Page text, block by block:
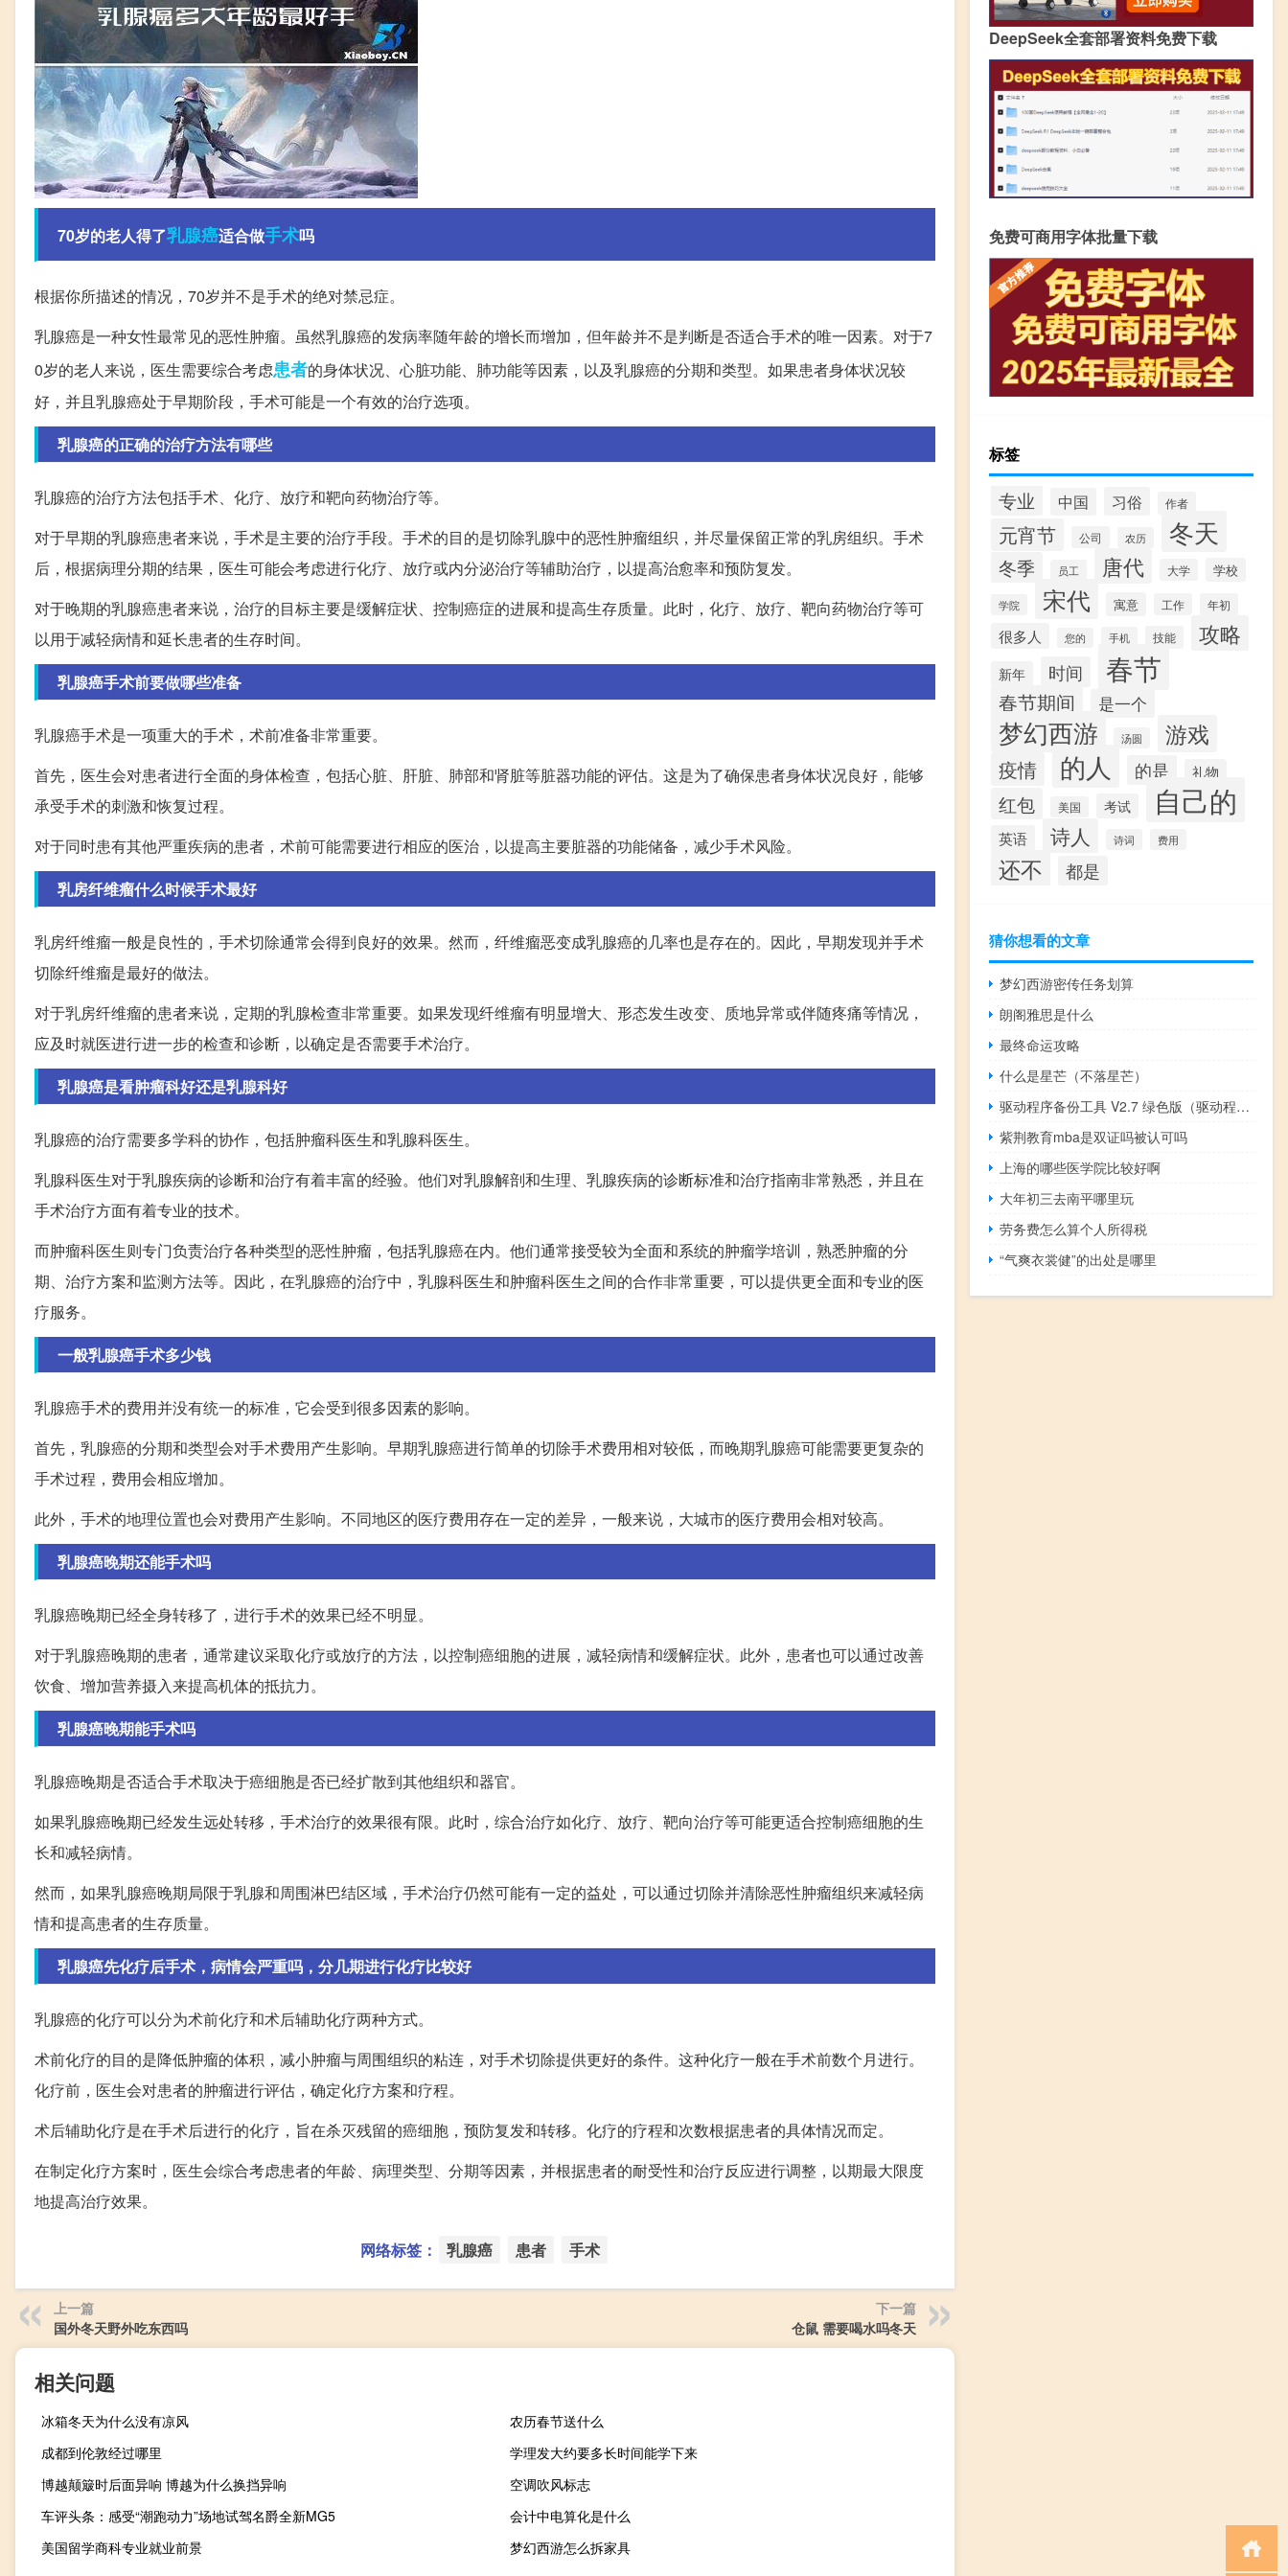
70岁的老人得了乳腺癌适合做手术吗
根据你所描述的情况，70岁并不是手术的绝对禁忌症。
乳腺癌是一种女性最常见的恶性肿瘤。虽然乳腺癌的发病率随年龄的增长而增加，但年龄并不是判断是否适合手术的唯一因素。对于7
0岁的老人来说，医生需要综合考虑患者的身体状况、心脏功能、肺功能等因素，以及乳腺癌的分期和类型。如果患者身体状况较
好，并且乳腺癌处于早期阶段，手术可能是一个有效的治疗选项。
乳腺癌的正确的治疗方法有哪些
乳腺癌的治疗方法包括手术、化疗、放疗和靶向药物治疗等。
对于早期的乳腺癌患者来说，手术是主要的治疗手段。手术的目的是切除乳腺中的恶性肿瘤组织，并尽量保留正常的乳房组织。手术
后，根据病理分期的结果，医生可能会考虑进行化疗、放疗或内分泌治疗等辅助治疗，以提高治愈率和预防复发。
对于晚期的乳腺癌患者来说，治疗的目标主要是缓解症状、控制癌症的进展和提高生存质量。此时，化疗、放疗、靶向药物治疗等可
以用于减轻病情和延长患者的生存时间。
乳腺癌手术前要做哪些准备
乳腺癌手术是一项重大的手术，术前准备非常重要。
首先，医生会对患者进行全面的身体检查，包括心脏、肝脏、肺部和肾脏等脏器功能的评估。这是为了确保患者身体状况良好，能够
承受手术的刺激和恢复过程。
对于同时患有其他严重疾病的患者，术前可能需要进行相应的医治，以提高主要脏器的功能储备，减少手术风险。
乳房纤维瘤什么时候手术最好
乳房纤维瘤一般是良性的，手术切除通常会得到良好的效果。然而，纤维瘤恶变成乳腺癌的几率也是存在的。因此，早期发现并手术
切除纤维瘤是最好的做法。
对于乳房纤维瘤的患者来说，定期的乳腺检查非常重要。如果发现纤维瘤有明显增大、形态发生改变、质地异常或伴随疼痛等情况，
应及时就医进行进一步的检查和诊断，以确定是否需要手术治疗。
乳腺癌是看肿瘤科好还是乳腺科好
乳腺癌的治疗需要多学科的协作，包括肿瘤科医生和乳腺科医生。
乳腺科医生对于乳腺疾病的诊断和治疗有着丰富的经验。他们对乳腺解剖和生理、乳腺疾病的诊断标准和治疗指南非常熟悉，并且在
手术治疗方面有着专业的技术。
而肿瘤科医生则专门负责治疗各种类型的恶性肿瘤，包括乳腺癌在内。他们通常接受较为全面和系统的肿瘤学培训，熟悉肿瘤的分
期、治疗方案和监测方法等。因此，在乳腺癌的治疗中，乳腺科医生和肿瘤科医生之间的合作非常重要，可以提供更全面和专业的医
疗服务。
一般乳腺癌手术多少钱
乳腺癌手术的费用并没有统一的标准，它会受到很多因素的影响。
首先，乳腺癌的分期和类型会对手术费用产生影响。早期乳腺癌进行简单的切除手术费用相对较低，而晚期乳腺癌可能需要更复杂的
手术过程，费用会相应增加。
此外，手术的地理位置也会对费用产生影响。不同地区的医疗费用存在一定的差异，一般来说，大城市的医疗费用会相对较高。
乳腺癌晚期还能手术吗
乳腺癌晚期已经全身转移了，进行手术的效果已经不明显。
对于乳腺癌晚期的患者，通常建议采取化疗或放疗的方法，以控制癌细胞的进展，减轻病情和缓解症状。此外，患者也可以通过改善
饮食、增加营养摄入来提高机体的抵抗力。
乳腺癌晚期能手术吗
乳腺癌晚期是否适合手术取决于癌细胞是否已经扩散到其他组织和器官。
如果乳腺癌晚期已经发生远处转移，手术治疗的效果很有限。此时，综合治疗如化疗、放疗、靶向治疗等可能更适合控制癌细胞的生
长和减轻病情。
然而，如果乳腺癌晚期局限于乳腺和周围淋巴结区域，手术治疗仍然可能有一定的益处，可以通过切除并清除恶性肿瘤组织来减轻病
情和提高患者的生存质量。
乳腺癌先化疗后手术，病情会严重吗，分几期进行化疗比较好
乳腺癌的化疗可以分为术前化疗和术后辅助化疗两种方式。
术前化疗的目的是降低肿瘤的体积，减小肿瘤与周围组织的粘连，对手术切除提供更好的条件。这种化疗一般在手术前数个月进行。
化疗前，医生会对患者的肿瘤进行评估，确定化疗方案和疗程。
术后辅助化疗是在手术后进行的化疗，旨在杀灭残留的癌细胞，预防复发和转移。化疗的疗程和次数根据患者的具体情况而定。
在制定化疗方案时，医生会综合考虑患者的年龄、病理类型、分期等因素，并根据患者的耐受性和治疗反应进行调整，以期最大限度
地提高治疗效果。
网络标签： 乳腺癌 患者 手术
上一篇
国外冬天野外吃东西吗
下一篇
仓鼠 需要喝水吗冬天
相关问题
冰箱冬天为什么没有凉风
农历春节送什么
成都到伦敦经过哪里
学理发大约要多长时间能学下来
博越颠簸时后面异响 博越为什么换挡异响
空调吹风标志
车评头条：感受“潮跑动力”场地试驾名爵全新MG5
会计中电算化是什么
美国留学商科专业就业前景
梦幻西游怎么拆家具
DeepSeek全套部署资料免费下载
免费可商用字体批量下载
标签
专业 中国 习俗 作者
元宵节 公司 农历 冬天
冬季 员工 唐代 大学 学校
学院 宋代 寓意 工作 年初
很多人 您的 手机 技能 攻略
新年 时间 春节
春节期间 是一个
梦幻西游 汤圆 游戏
疫情 的人 的是 礼物
红包 美国 考试 自己的
英语 诗人 诗词 费用
还不 都是
猜你想看的文章
梦幻西游密传任务划算
朗阁雅思是什么
最终命运攻略
什么是星芒（不落星芒）
驱动程序备份工具 V2.7 绿色版（驱动程序备份工具 V2.7 绿色版功能简介）
紫荆教育mba是双证吗被认可吗
上海的哪些医学院比较好啊
大年初三去南平哪里玩
劳务费怎么算个人所得税
“气爽衣裳健”的出处是哪里